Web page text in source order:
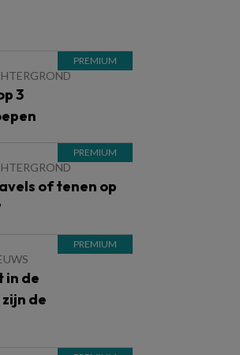
3
of tenen op
in de
de